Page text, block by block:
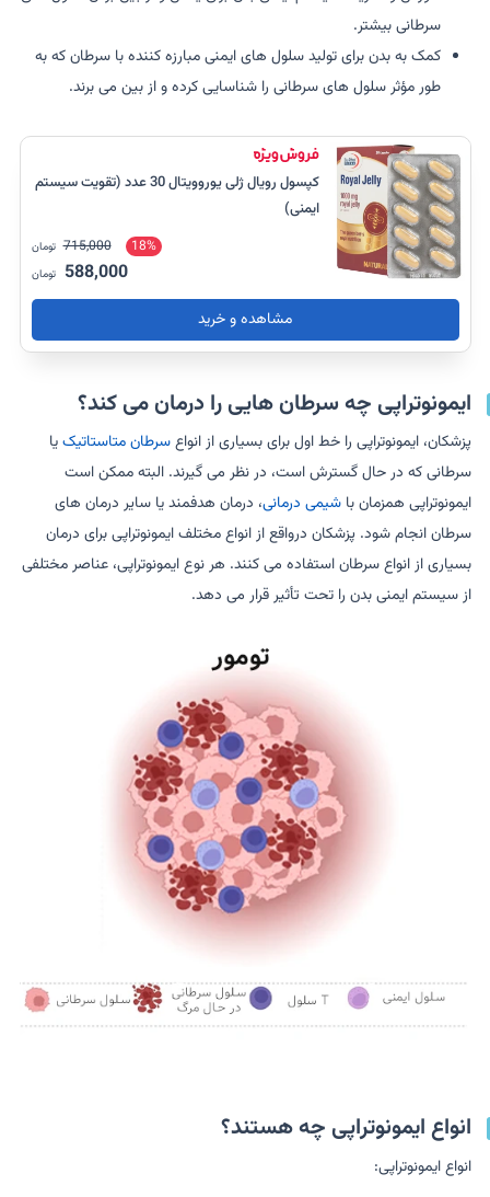
سرطانی بیشتر.
کمک به بدن برای تولید سلول های ایمنی مبارزه کننده با سرطان که به
طور مؤثر سلول های سرطانی را شناسایی کرده و از بین می برند.
کپسول رویال ژلی یوروویتال 30 عدد (تقویت سیستم
ایمنی)
18%
715,000 تومان
588,000 تومان
مشاهده و خرید
ایمونوتراپی چه سرطان هایی را درمان می کند؟
پزشکان، ایمونوتراپی را خط اول برای بسیاری از انواعسرطان متاستاتیکیا
سرطانی که در حال گسترش است، در نظر می گیرند. البته ممکن است
ایمونوتراپی همزمان باشیمی درمانی، درمان هدفمند یا سایر درمان های
سرطان انجام شود. پزشکان درواقع از انواع مختلف ایمونوتراپی برای درمان
بسیاری از انواع سرطان استفاده می کنند. هر نوع ایمونوتراپی، عناصر مختلفی
از سیستم ایمنی بدن را تحت تأثیر قرار می دهد.
انواع ایمونوتراپی چه هستند؟
انواع ایمونوتراپی: